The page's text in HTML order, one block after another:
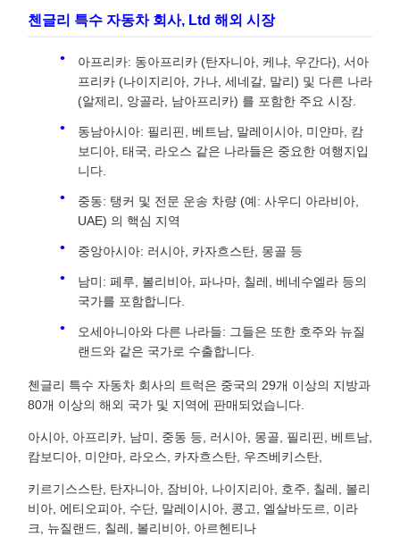
첸글리 특수 자동차 회사, Ltd 해외 시장
아프리카: 동아프리카 (탄자니아, 케냐, 우간다), 서아
프리카 (나이지리아, 가나, 세네갈, 말리) 및 다른 나라
(알제리, 앙골라, 남아프리카) 를 포함한 주요 시장.
동남아시아: 필리핀, 베트남, 말레이시아, 미얀마, 캄
보디아, 태국, 라오스 같은 나라들은 중요한 여행지입
니다.
중동: 탱커 및 전문 운송 차량 (예: 사우디 아라비아,
UAE) 의 핵심 지역
중앙아시아: 러시아, 카자흐스탄, 몽골 등
남미: 페루, 볼리비아, 파나마, 칠레, 베네수엘라 등의
국가를 포함합니다.
오세아니아와 다른 나라들: 그들은 또한 호주와 뉴질
랜드와 같은 국가로 수출합니다.
첸글리 특수 자동차 회사의 트럭은 중국의 29개 이상의 지방과
80개 이상의 해외 국가 및 지역에 판매되었습니다.
아시아, 아프리카, 남미, 중동 등, 러시아, 몽골, 필리핀, 베트남,
캄보디아, 미얀마, 라오스, 카자흐스탄, 우즈베키스탄,
키르기스스탄, 탄자니아, 잠비아, 나이지리아, 호주, 칠레, 볼리
비아, 에티오피아, 수단, 말레이시아, 콩고, 엘살바도르, 이라
크, 뉴질랜드, 칠레, 볼리비아, 아르헨티나